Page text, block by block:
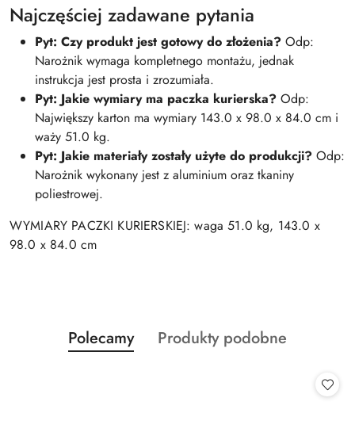
Najczęściej zadawane pytania
Pyt: Czy produkt jest gotowy do złożenia? Odp:
Narożnik wymaga kompletnego montażu, jednak
instrukcja jest prosta i zrozumiała.
Pyt: Jakie wymiary ma paczka kurierska? Odp:
Największy karton ma wymiary 143.0 x 98.0 x 84.0 cm i
waży 51.0 kg.
Pyt: Jakie materiały zostały użyte do produkcji? Odp:
Narożnik wykonany jest z aluminium oraz tkaniny
poliestrowej.
WYMIARY PACZKI KURIERSKIEJ: waga 51.0 kg, 143.0 x
98.0 x 84.0 cm
Pomiń karuzelę produktów
Produkty
o
Polecamy
Produkty
Produkty podobne